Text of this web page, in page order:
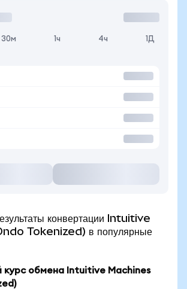
30м 1ч 4ч 1Д
конвертации Intuitive
Tokenized) в популярные
курс обмена Intuitive Machines